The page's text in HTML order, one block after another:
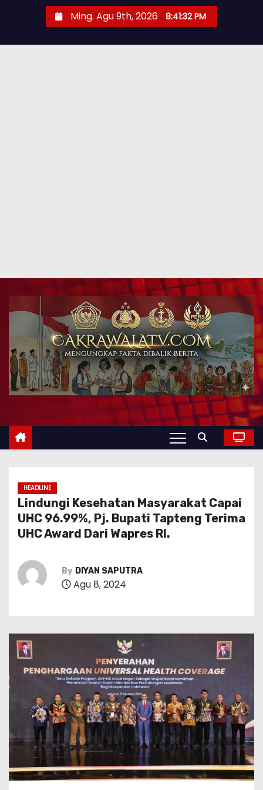
Ming. Agu 9th, 2026 8:41:33 PM
HEADLINE
Lindungi Kesehatan Masyarakat Capai
UHC 96.99%, Pj. Bupati Tapteng Terima
UHC Award Dari Wapres RI.
By DIYAN SAPUTRA
Agu 8, 2024